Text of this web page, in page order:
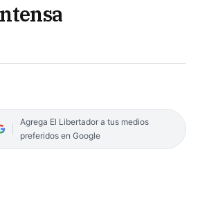
Agrega El Libertador a tus medios
preferidos en Google